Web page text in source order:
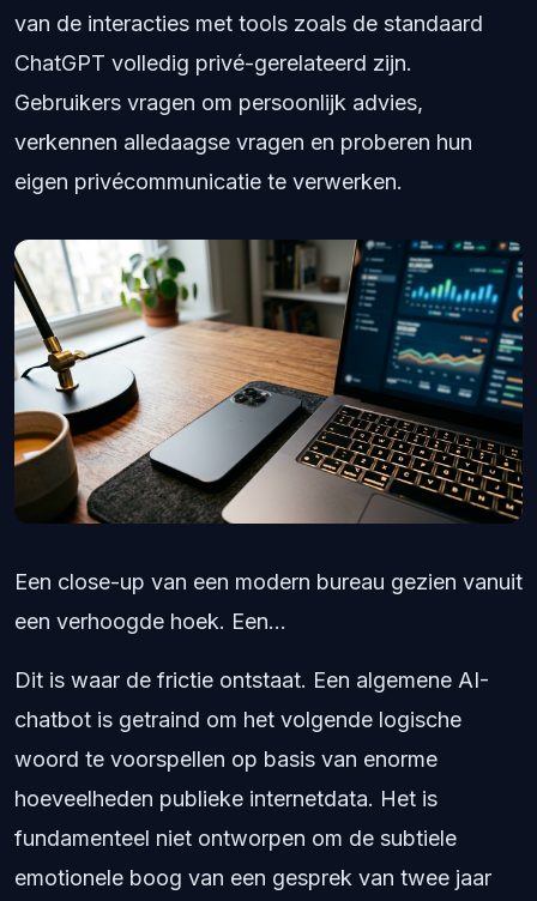
van de interacties met tools zoals de standaard
ChatGPT volledig privé-gerelateerd zijn.
Gebruikers vragen om persoonlijk advies,
verkennen alledaagse vragen en proberen hun
eigen privécommunicatie te verwerken.
Een close-up van een modern bureau gezien vanuit
een verhoogde hoek. Een...
Dit is waar de frictie ontstaat. Een algemene AI-
chatbot is getraind om het volgende logische
woord te voorspellen op basis van enorme
hoeveelheden publieke internetdata. Het is
fundamenteel niet ontworpen om de subtiele
emotionele boog van een gesprek van twee jaar